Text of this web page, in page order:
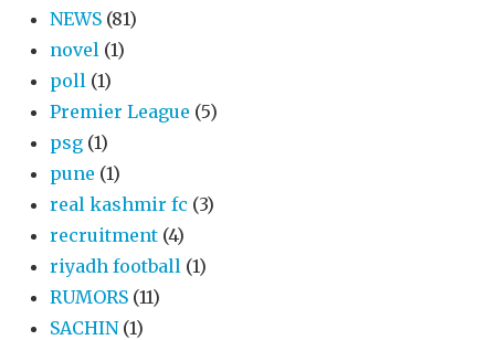
NEWS (81)
novel (1)
poll (1)
Premier League (5)
psg (1)
pune (1)
real kashmir fc (3)
recruitment (4)
riyadh football (1)
RUMORS (11)
SACHIN (1)